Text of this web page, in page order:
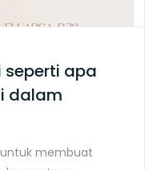
seperti apa
dalam
membuat